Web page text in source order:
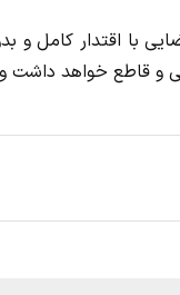
با اقتدار کامل و
و قاطع خواهد